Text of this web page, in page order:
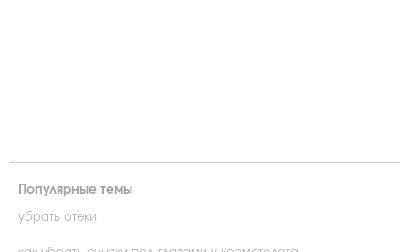
Популярные темы
убрать отеки